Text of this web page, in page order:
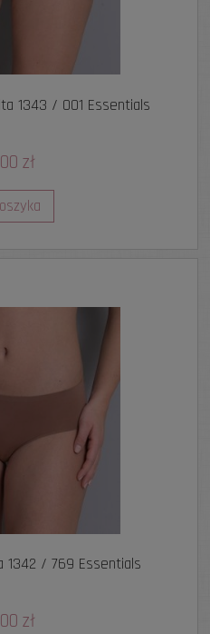
1343 / 001 Essentials
zł
1342 / 769 Essentials
zł